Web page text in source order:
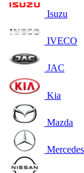
Isuzu
IVECO
JAC
Kia
Mazda